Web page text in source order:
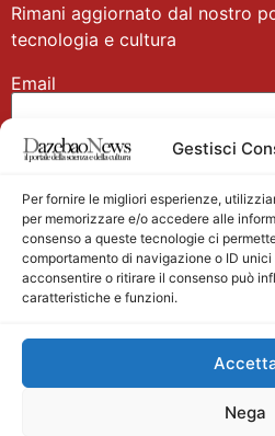
Gestisci
Per fornire le migliori esperienze,
per memorizzare e/o accedere alle
consenso a queste tecnologie ci
comportamento di navigazione o ID unici
acconsentire o ritirare il consenso può
caratteristiche e funzioni.
Nega
Rimani aggiornato dal nostro
tecnologia e cultura
Email
Nome
Main